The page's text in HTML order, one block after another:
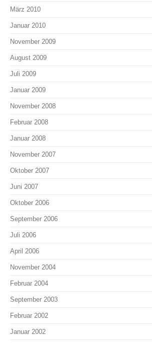
März 2010
Januar 2010
November 2009
August 2009
Juli 2009
Januar 2009
November 2008
Februar 2008
Januar 2008
November 2007
Oktober 2007
Juni 2007
Oktober 2006
September 2006
Juli 2006
April 2006
November 2004
Februar 2004
September 2003
Februar 2002
Januar 2002